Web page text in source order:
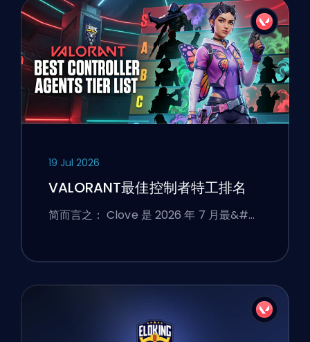
19 Jul 2026
VALORANT最佳控制者特工排名
简而言之： Clove 是 2026 年 7 月最&#…